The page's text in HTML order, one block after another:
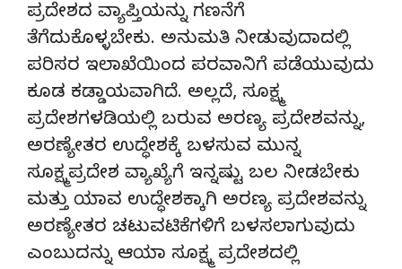
ಪ್ರದೇಶದ ವ್ಯಾಪ್ತಿಯನ್ನು ಗಣನೆಗೆ
ತೆಗೆದುಕೊಳ್ಳಬೇಕು. ಅನುಮತಿ ನೀಡುವುದಾದಲ್ಲಿ
ಪರಿಸರ ಇಲಾಖೆಯಿಂದ ಪರವಾನಿಗೆ ಪಡೆಯುವುದು
ಕೂಡ ಕಡ್ಡಾಯವಾಗಿದೆ. ಅಲ್ಲದೆ, ಸೂಕ್ಷ್ಮ
ಪ್ರದೇಶಗಳಡಿಯಲ್ಲಿ ಬರುವ ಅರಣ್ಯ ಪ್ರದೇಶವನ್ನು,
ಅರಣ್ಯೇತರ ಉದ್ಧೇಶಕ್ಕೆ ಬಳಸುವ ಮುನ್ನ
ಸೂಕ್ಷ್ಮಪ್ರದೇಶ ವ್ಯಾಖ್ಯೆಗೆ ಇನ್ನಷ್ಟು ಬಲ ನೀಡಬೇಕು
ಮತ್ತು ಯಾವ ಉದ್ಧೇಶಕ್ಕಾಗಿ ಅರಣ್ಯ ಪ್ರದೇಶವನ್ನು
ಅರಣ್ಯೇತರ ಚಟುವಟಿಕೆಗಳಿಗೆ ಬಳಸಲಾಗುವುದು
ಎಂಬುದನ್ನು ಆಯಾ ಸೂಕ್ಷ್ಮ ಪ್ರದೇಶದಲ್ಲಿ